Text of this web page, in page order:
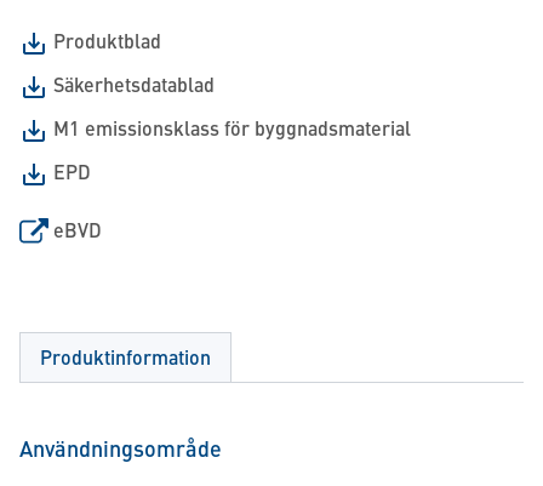
Produktblad
Säkerhetsdatablad
M1 emissionsklass för byggnadsmaterial
EPD
eBVD
Produktinformation
Användningsområde